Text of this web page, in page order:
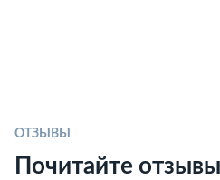
ОТЗЫВЫ
Почитайте